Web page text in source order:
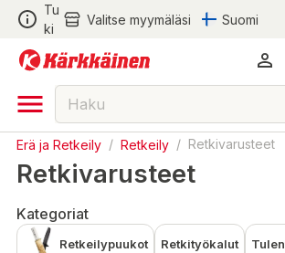
Tu
ki
Valitse myymäläsi Suomi
Erä ja Retkeily / Retkeily / Retkivarusteet
Retkivarusteet
Kategoriat
Retkeilypuukot Retkityökalut